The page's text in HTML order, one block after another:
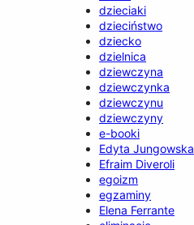
dzieciaki
dzieciństwo
dziecko
dzielnica
dziewczyna
dziewczynka
dziewczynu
dziewczyny
e-booki
Edyta Jungowska
Efraim Diveroli
egoizm
egzaminy
Elena Ferrante